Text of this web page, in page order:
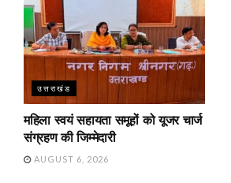
उत्तराखंड
महिला स्वयं सहायता समूहों को यूजर चार्ज
संग्रहण की जिम्मेदारी
AUGUST 6, 2026